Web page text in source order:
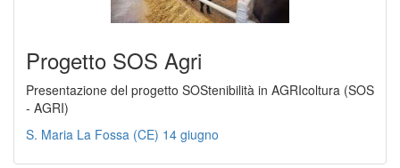
Progetto SOS Agri
Presentazione del progetto SOStenibilità in AGRIcoltura (SOS
- AGRI)
S. Maria La Fossa (CE) 14 giugno